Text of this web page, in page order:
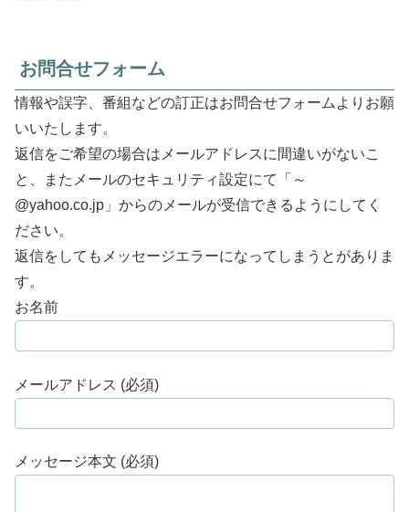
お問合せフォーム
情報や誤字、番組などの訂正はお問合せフォームよりお願
いいたします。
返信をご希望の場合はメールアドレスに間違いがないこ
と、またメールのセキュリティ設定にて「～
@yahoo.co.jp」からのメールが受信できるようにしてく
ださい。
返信をしてもメッセージエラーになってしまうとがありま
す。
お名前
メールアドレス (必須)
メッセージ本文 (必須)